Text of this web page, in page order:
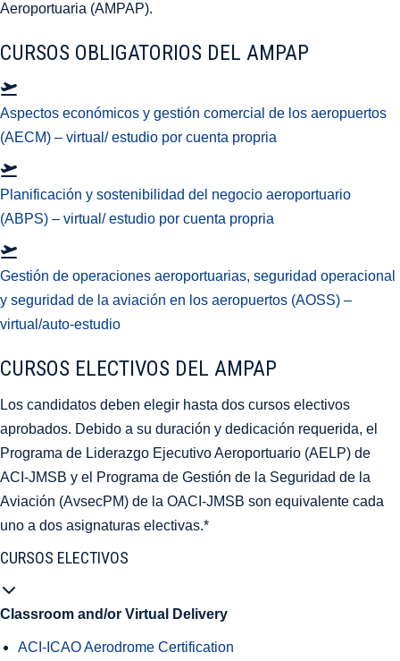
Aeroportuaria (AMPAP).
CURSOS OBLIGATORIOS DEL AMPAP
Aspectos económicos y gestión comercial de los aeropuertos
(AECM) – virtual/ estudio por cuenta propria
Planificación y sostenibilidad del negocio aeroportuario
(ABPS) – virtual/ estudio por cuenta propria
Gestión de operaciones aeroportuarias, seguridad operacional
y seguridad de la aviación en los aeropuertos (AOSS) –
virtual/auto-estudio
CURSOS ELECTIVOS DEL AMPAP
Los candidatos deben elegir hasta dos cursos electivos
aprobados. Debido a su duración y dedicación requerida, el
Programa de Liderazgo Ejecutivo Aeroportuario (AELP) de
ACI-JMSB y el Programa de Gestión de la Seguridad de la
Aviación (AvsecPM) de la OACI-JMSB son equivalente cada
uno a dos asignaturas electivas.*
CURSOS ELECTIVOS
Classroom and/or Virtual Delivery
ACI-ICAO Aerodrome Certification